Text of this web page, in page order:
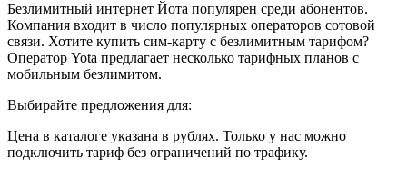
Безлимитный интернет Йота популярен среди абонентов.
Компания входит в число популярных операторов сотовой
связи. Хотите купить сим-карту с безлимитным тарифом?
Оператор Yota предлагает несколько тарифных планов с
мобильным безлимитом.
Выбирайте предложения для:
Цена в каталоге указана в рублях. Только у нас можно
подключить тариф без ограничений по трафику.